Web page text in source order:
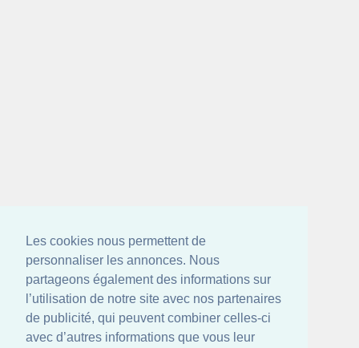
Les cookies nous permettent de
personnaliser les annonces. Nous
partageons également des informations sur
l’utilisation de notre site avec nos partenaires
de publicité, qui peuvent combiner celles-ci
avec d’autres informations que vous leur